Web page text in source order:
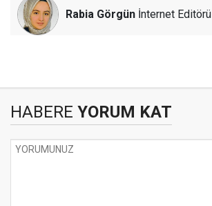
Rabia Görgün İnternet Editörü
HABERE YORUM KAT